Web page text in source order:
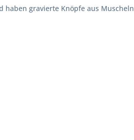
haben gravierte Knöpfe aus Muscheln